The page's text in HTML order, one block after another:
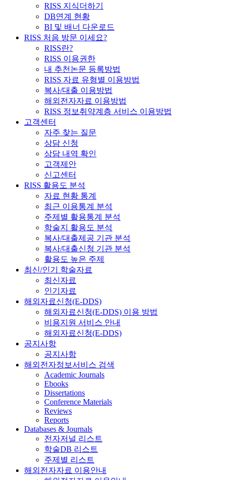
RISS 지식더하기
DB연계 현황
BI 및 배너 다운로드
RISS 처음 방문 이세요?
RISS란?
RISS 이용권한
내 추천논문 등록방법
RISS 자료 유형별 이용방법
복사/대출 이용방법
해외전자자료 이용방법
RISS 정보취약계층 서비스 이용방법
고객센터
자주 찾는 질문
상담 신청
상담 내역 확인
고객제안
신고센터
RISS 활용도 분석
자료 현황 통계
최근 이용통계 분석
주제별 활용통계 분석
학술지 활용도 분석
복사/대출제공 기관 분석
복사/대출신청 기관 분석
활용도 높은 주제
최신/인기 학술자료
최신자료
인기자료
해외자료신청(E-DDS)
해외자료신청(E-DDS) 이용 방법
비용지원 서비스 안내
해외자료신청(E-DDS)
공지사항
공지사항
해외전자정보서비스 검색
Academic Journals
Ebooks
Dissertations
Conference Materials
Reviews
Reports
Databases & Journals
전자저널 리스트
학술DB 리스트
주제별 리스트
해외전자자료 이용안내